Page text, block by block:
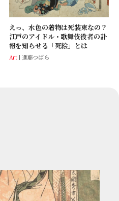
えっ、水色の着物は死装束なの？
江戸のアイドル・歌舞伎役者の訃
報を知らせる「死絵」とは
Art 進藤つばら